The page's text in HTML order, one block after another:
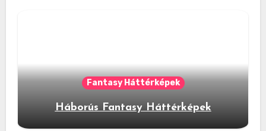
Fantasy Háttérképek
Háborús Fantasy Háttérképek